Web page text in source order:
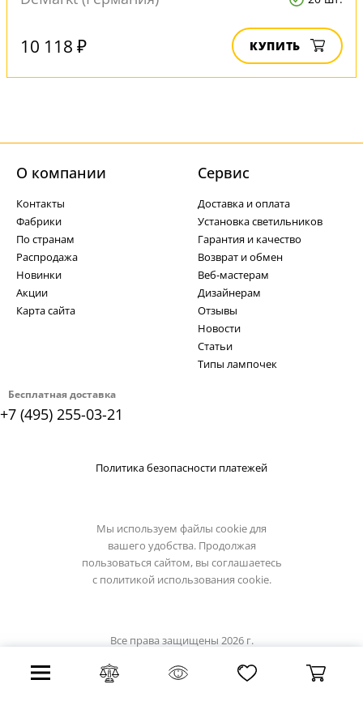
10 118 ₽ КУПИТЬ
Бесплатная доставка
+7 (495) 255-03-21
О компании
Контакты
Фабрики
По странам
Распродажа
Новинки
Акции
Карта сайта
Cервис
Доставка и оплата
Установка светильников
Гарантия и качество
Возврат и обмен
Веб-мастерам
Дизайнерам
Отзывы
Новости
Статьи
Типы лампочек
Политика безопасности платежей
Мы используем файлы cookie для
вашего удобства. Продолжая
пользоваться сайтом, вы соглашаетесь
с политикой использования cookie.
Все права защищены 2026 г.